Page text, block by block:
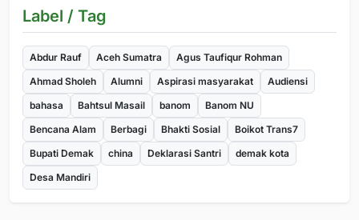
Label / Tag
Abdur Rauf Aceh Sumatra
Agus Taufiqur Rohman
Ahmad Sholeh
Alumni Aspirasi masyarakat
Audiensi
bahasa
Bahtsul Masail banom
Banom NU
Bencana Alam
Berbagi Bhakti Sosial
Boikot Trans7
Bupati Demak
china Deklarasi Santri
demak kota
Desa Mandiri